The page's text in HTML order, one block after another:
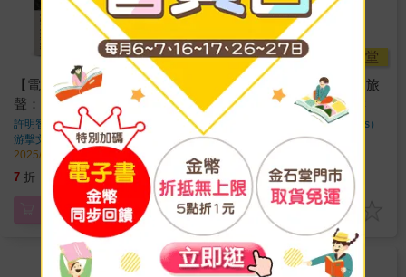
金石堂
【電子書】忽聞布農踏歌
聲：一名漢人教師接觸臺灣
原住民族的十年生命行旅
許明智
著
游擊文化
出版
2025/10/01 出版
7 折 特價 315 元
電子書
金石堂
【電子書】觀光人類學：旅
行對在地文化的深遠影響
厄夫．錢伯斯（Erve Chambers）
著
游擊文化
出版
2025/07/30 出版
7 折 特價 280 元
電子書